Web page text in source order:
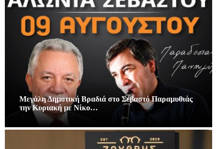
Μεγάλη Δημοτική Βραδιά στο Σεβαστό Παραμυθιάς
την Κυριακή με Νίκο…